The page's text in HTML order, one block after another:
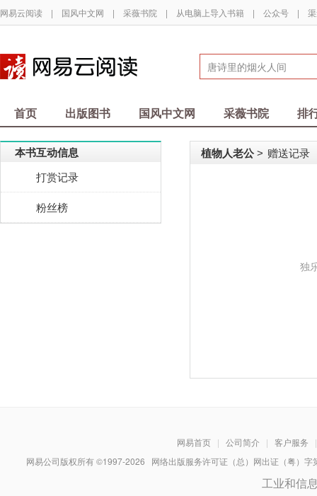
网易云阅读 | 国风中文网 | 采薇书院 | 从电脑上导入书籍 | 公众号 |
首页 出版图书 国风中文网 采薇书院 排
本书互动信息
打赏记录
粉丝榜
植物人老公 > 赠送记录
独
网易首页 | 公司简介 | 客户服务
|
网易公司版权所有 ©1997-2026 网络出版服务许可证（总）网出证（粤）
工业和信